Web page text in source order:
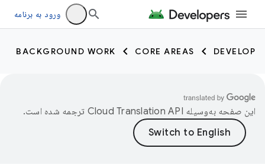
ورود به برنامه
DEVELOP
CORE AREAS
BACKGROUND WORK
این صفحه به‌وسیله ترجمه شده است.